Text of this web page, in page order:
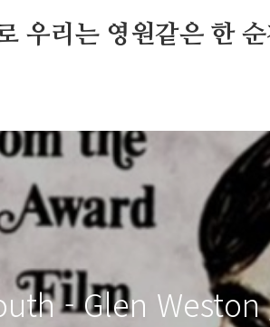
우리는 영원같은 한
- Glen